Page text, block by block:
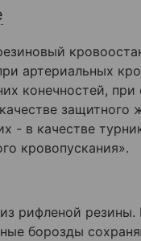
артериальных
конечностей,
защитного
- в качестве
кровопускания».
рифленой резины.
борозды